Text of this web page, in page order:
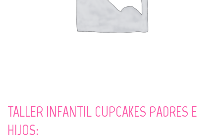
TALLER INFANTIL CUPCAKES PADRES E
HIJOS: